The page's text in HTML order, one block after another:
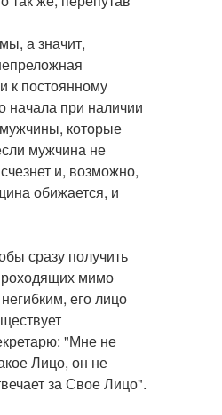
а значит,
к постоянному
начала при наличии
которые
мужчина не
и, возможно,
обижается, и
сразу получить
мимо
его лицо
"Мне не
Лицо, он не
за Свое Лицо".